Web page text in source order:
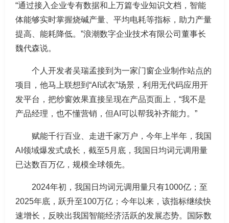
“通过接入企业专有数据和上万篇专业知识文档，智能
体能够实时掌握烧碱产量、平均电耗等指标，助力产量
提高、能耗降低。”浪潮数字企业技术有限公司董事长
魏代森说。
个人开发者吴瑞孟接到为一家门窗企业制作站点的
项目，他马上联想到“AI试衣”场景，利用无代码应用开
发平台，把纱窗效果直接呈现在产品页面上，“我不是
产品经理，也不懂营销，但AI可以帮我补齐能力。”
赋能千行百业、走进千家万户，今年上半年，我国
AI领域爆发式成长，截至5月底，我国日均词元调用量
已达数百万亿，规模全球领先。
2024年初，我国日均词元调用量只有1000亿；至
2025年底，跃升至100万亿；今年以来，该指标继续快
速增长，反映出我国智能经济活跃的发展态势。国际数